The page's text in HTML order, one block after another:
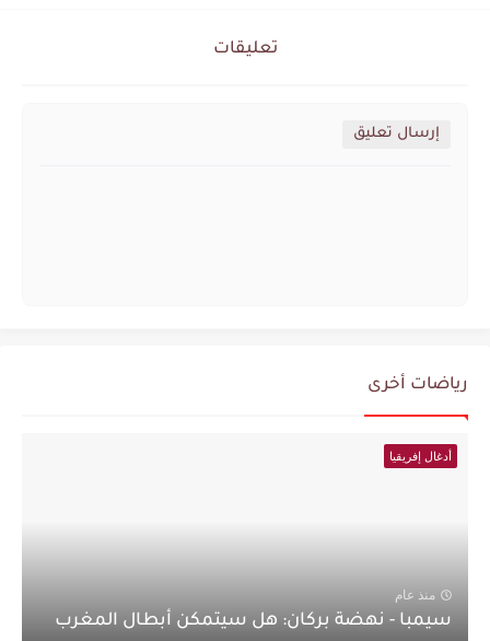
تعليقات
إرسال تعليق
رياضات أخرى
أدغال إفريقيا
منذ عام
سيمبا - نهضة بركان: هل سيتمكن أبطال المغرب